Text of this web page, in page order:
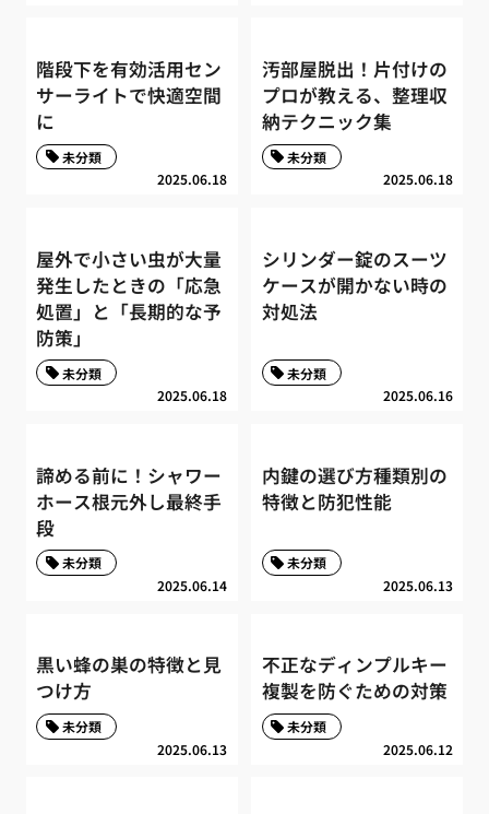
階段下を有効活用セン
サーライトで快適空間
に
2025.06.18
未分類
汚部屋脱出！片付けの
プロが教える、整理収
納テクニック集
2025.06.18
未分類
屋外で小さい虫が大量
発生したときの「応急
処置」と「長期的な予
防策」
2025.06.18
未分類
シリンダー錠のスーツ
ケースが開かない時の
対処法
2025.06.16
未分類
諦める前に！シャワー
ホース根元外し最終手
段
2025.06.14
未分類
内鍵の選び方種類別の
特徴と防犯性能
2025.06.13
未分類
黒い蜂の巣の特徴と見
つけ方
2025.06.13
未分類
不正なディンプルキー
複製を防ぐための対策
2025.06.12
未分類